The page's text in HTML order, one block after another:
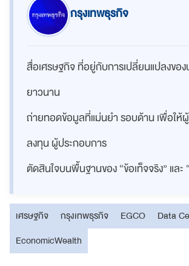
กรุงเทพธุรกิจ
สื่อเศรษฐกิจ ที่อยู่กับการเปลี่ยนแปลงของ
ยาวนาน
ถ่ายทอดข้อมูลที่แม่นยำ รอบด้าน เพื่อให้
ลงทุน ผู้ประกอบการ
ตัดสินใจบนพื้นฐานของ “ข้อเท็จจริง” และ
เศรษฐกิจ กรุงเทพธุรกิจ EGCO
Data
EconomicWealth